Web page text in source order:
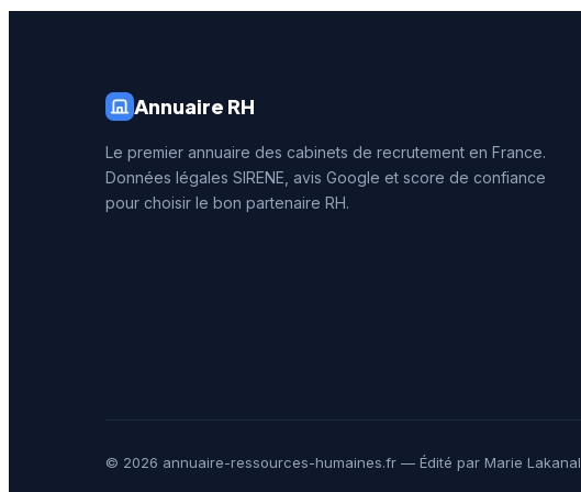
de 47 avis.
Annuaire RH
Le premier annuaire des cabinets de recrutement en France.
Données légales SIRENE, avis Google et score de confiance
pour choisir le bon partenaire RH.
© 2026 annuaire-ressources-humaines.fr — Édité par Marie Lakanal